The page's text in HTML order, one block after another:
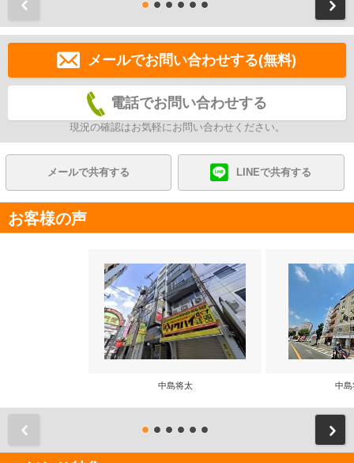
メールでお問い合わせする(無料)
電話でお問い合わせする
現況の確認はお気軽にお問い合わせください。
メールで共有する LINEで共有する
お客様の声
中島将太 中島